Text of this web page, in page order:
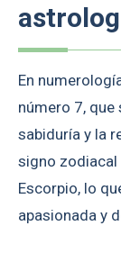
En
número 7, que
sabiduría y la
signo zodiacal
Escorpio, lo
apasionada y